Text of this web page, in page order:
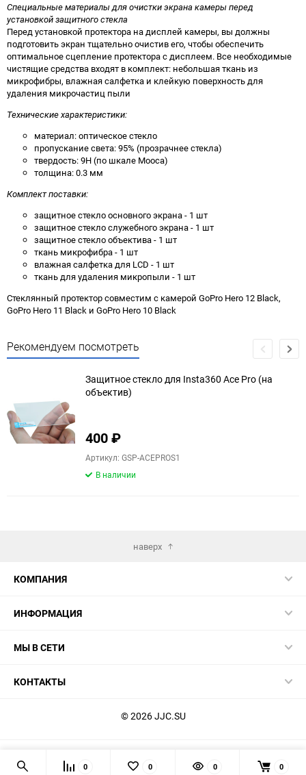
Специальные материалы для очистки экрана камеры перед
установкой защитного стекла
Перед установкой протектора на дисплей камеры, вы должны
подготовить экран тщательно очистив его, чтобы обеспечить
оптимальное сцепление протектора с дисплеем. Все необходимые
чистящие средства входят в комплект: небольшая ткань из
микрофибры, влажная салфетка и клейкую поверхность для
удаления микрочастиц пыли
Технические характеристики:
материал: оптическое стекло
пропускание света: 95% (прозрачнее стекла)
твердость: 9Н (по шкале Мооса)
толщина: 0.3 мм
Комплект поставки:
защитное стекло основного экрана - 1 шт
защитное стекло служебного экрана - 1 шт
защитное стекло объектива - 1 шт
ткань микрофибра - 1 шт
влажная салфетка для LCD - 1 шт
ткань для удаления микропыли - 1 шт
Стеклянный протектор совместим с камерой GoPro Hero 12 Black,
GoPro Hero 11 Black и GoPro Hero 10 Black
Рекомендуем посмотреть
Защитное стекло для Insta360 Ace Pro (на
объектив)
400₽
Артикул: GSP-ACEPROS1
В наличии
наверх
КОМПАНИЯ
ИНФОРМАЦИЯ
МЫ В СЕТИ
КОНТАКТЫ
© 2026 JJC.SU
0 0 0 0